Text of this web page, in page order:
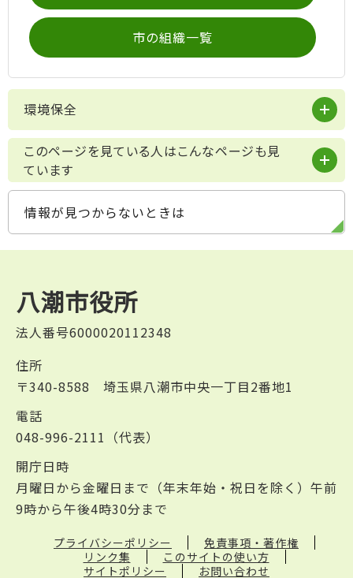
市の組織一覧
環境保全
このページを見ている人はこんなページも見
ています
情報が見つからないときは
八潮市役所
法人番号6000020112348
住所
〒340-8588 埼玉県八潮市中央一丁目2番地1
電話
048-996-2111（代表）
開庁日時
月曜日から金曜日まで（年末年始・祝日を除く）午前
9時から午後4時30分まで
プライバシーポリシー
免責事項・著作権
リンク集
このサイトの使い方
サイトポリシー
お問い合わせ